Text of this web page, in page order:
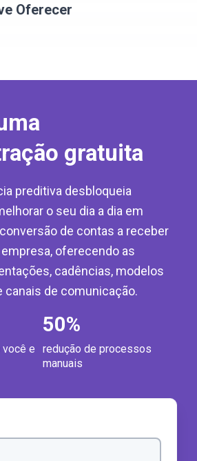
Oferecer
gratuita
preditiva desbloqueia
o seu dia a dia em
de contas a receber
oferecendo as
cadências, modelos
canais de comunicação.
e
50%
redução de processos
manuais